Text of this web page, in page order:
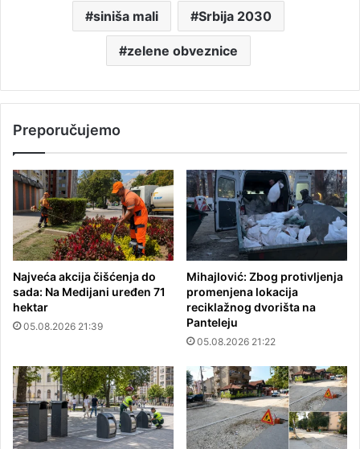
siniša mali Srbija 2030
zelene obveznice
Preporučujemo
Najveća akcija čišćenja do
sada: Na Medijani uređen 71
hektar
05.08.2026 21:39
Mihajlović: Zbog protivljenja
promenjena lokacija
reciklažnog dvorišta na
Panteleju
05.08.2026 21:22